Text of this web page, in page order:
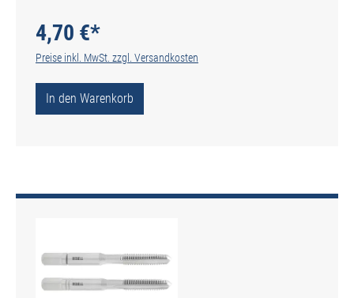
Typ N
4,70 €*
Preise inkl. MwSt. zzgl. Versandkosten
In den Warenkorb